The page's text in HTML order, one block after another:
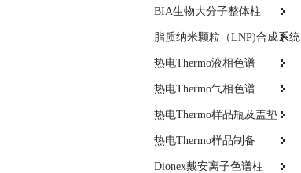
BIA生物大分子整体柱
脂质纳米颗粒（LNP)合成系统
热电Thermo液相色谱
热电Thermo气相色谱
热电Thermo样品瓶及盖垫
热电Thermo样品制备
Dionex戴安离子色谱柱